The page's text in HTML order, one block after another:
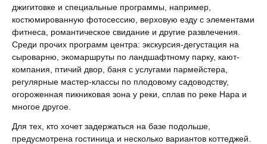
джигитовке и специальные программы, например,
костюмированную фотосессию, верховую езду с элементами
фитнеса, романтическое свидание и другие развлечения.
Среди прочих программ центра: экскурсия-дегустация на
сыроварню, экомаршруты по ландшафтному парку, кают-
компания, птичий двор, баня с услугами пармейстера,
регулярные мастер-классы по плодовому садоводству,
огороженная пикниковая зона у реки, сплав по реке Нара и
многое другое.
Для тех, кто хочет задержаться на базе подольше,
предусмотрена гостиница и несколько вариантов коттеджей.